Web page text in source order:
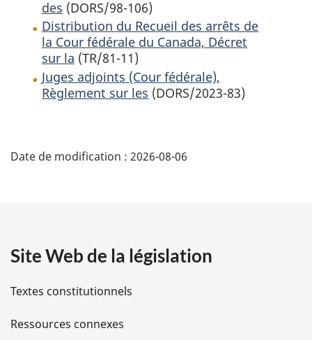
des (DORS/98-106)
Distribution du Recueil des arrêts de
la Cour fédérale du Canada, Décret
sur la (TR/81-11)
Juges adjoints (Cour fédérale),
Règlement sur les (DORS/2023-83)
é
i
l
s
Date de modification : 2026-08-06
Site Web de la législation
Textes constitutionnels
Ressources connexes